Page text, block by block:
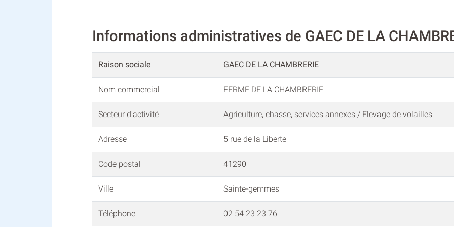
Informations administratives de GAEC DE LA
Raison sociale GAEC DE LA CHAMBRERIE
Nom commercial FERME DE LA CHAMBRERIE
Secteur d'activité Agriculture, chasse, services annexes / Elevage de volailles
Adresse 5 rue de la Liberte
Code postal 41290
Ville Sainte-gemmes
Téléphone 02 54 23 23 76